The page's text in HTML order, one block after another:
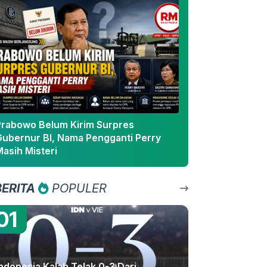
Belum Kirim Surpres
BI, Nama Pengganti Perry
Misteri
POPULER